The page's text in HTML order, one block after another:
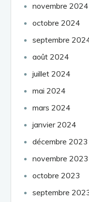
novembre 2024
octobre 2024
septembre
août 2024
juillet 2024
mai 2024
mars 2024
janvier 2024
décembre 2023
novembre 2023
octobre 2023
septembre